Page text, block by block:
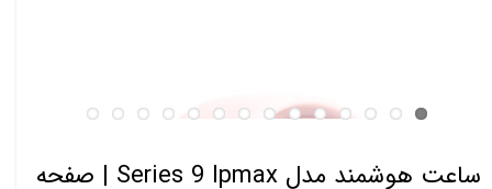
ساعت هوشمند مدل Series 9 Ipmax | صفحه